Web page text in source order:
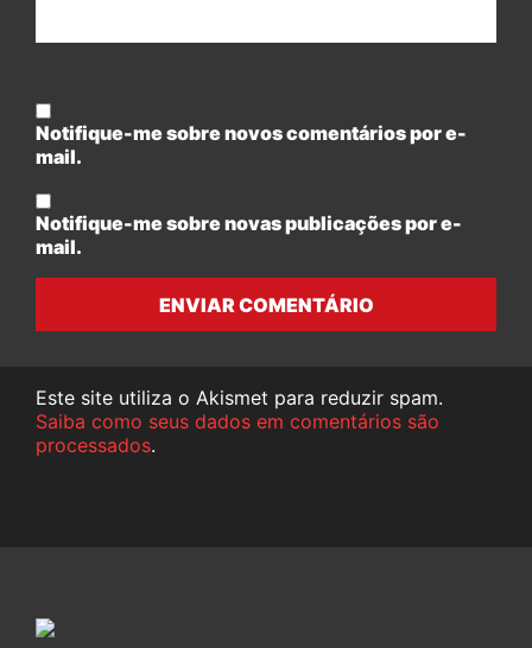
Notifique-me sobre novos comentários por e-
mail.
Notifique-me sobre novas publicações por e-
mail.
ENVIAR COMENTÁRIO
Este site utiliza o Akismet para reduzir spam.
Saiba como seus dados em comentários são
processados.